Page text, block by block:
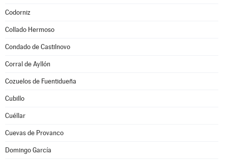
Codorniz
Collado Hermoso
Condado de Castilnovo
Corral de Ayllón
Cozuelos de Fuentidueña
Cubillo
Cuéllar
Cuevas de Provanco
Domingo García